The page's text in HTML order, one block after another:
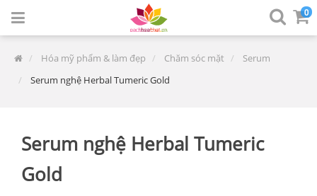
0
Hóa mỹ phẩm & làm đẹp Chăm sóc mặt
Serum
Serum nghệ Herbal Tumeric Gold
Serum nghệ Herbal Tumeric
Gold